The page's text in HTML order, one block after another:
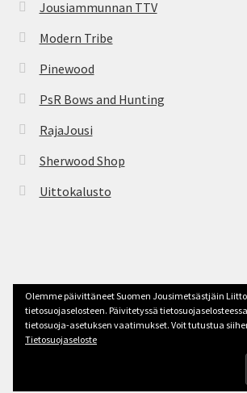
Jousiammunnan TTV
Modern Tribe
Pinewood
PsR Bows and Hunting
RajaJousi
Sherwood Shop
Uittokalusto
© jousimetsastys.fi 2026
Tehty Storefront -teemalla.
Olemme päivittäneet Suomen Jousimetsästjäin Liitto
tietosuojaselosteen. Päivitetyssä
tietosuoja-asetuksen vaatimukset. Voit tutustua
Tietosuojaseloste